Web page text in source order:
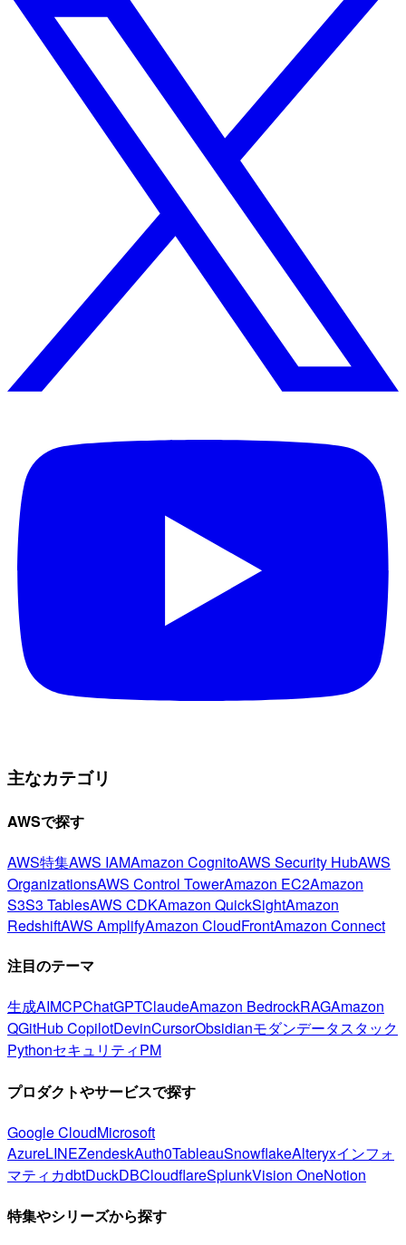
主なカテゴリ
AWSで探す
AWS特集AWS IAMAmazon CognitoAWS Security HubAWS
OrganizationsAWS Control TowerAmazon EC2Amazon
S3S3 TablesAWS CDKAmazon QuickSightAmazon
RedshiftAWS AmplifyAmazon CloudFrontAmazon Connect
注目のテーマ
生成AIMCPChatGPTClaudeAmazon BedrockRAGAmazon
QGitHub CopilotDevinCursorObsidianモダンデータスタック
PythonセキュリティPM
プロダクトやサービスで探す
Google CloudMicrosoft
AzureLINEZendeskAuth0TableauSnowflakeAlteryxインフォ
マティカdbtDuckDBCloudflareSplunkVision OneNotion
特集やシリーズから探す